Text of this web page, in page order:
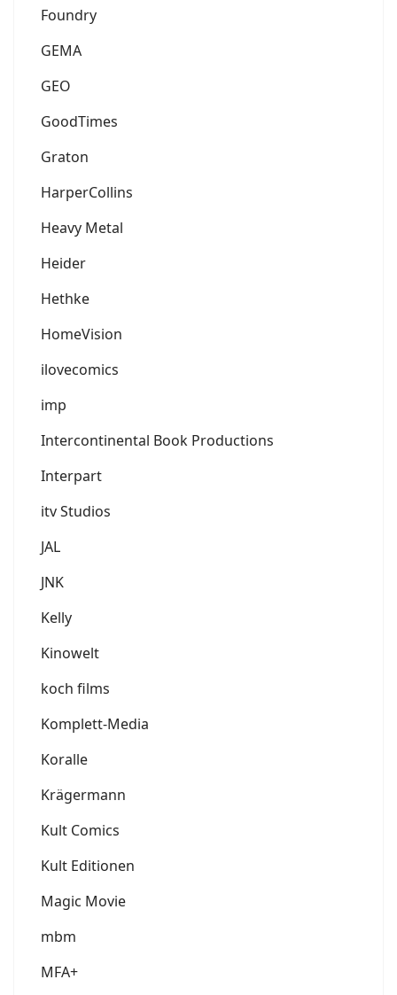
Foundry
GEMA
GEO
GoodTimes
Graton
HarperCollins
Heavy Metal
Heider
Hethke
HomeVision
ilovecomics
imp
Intercontinental Book Productions
Interpart
itv Studios
JAL
JNK
Kelly
Kinowelt
koch films
Komplett-Media
Koralle
Krägermann
Kult Comics
Kult Editionen
Magic Movie
mbm
MFA+